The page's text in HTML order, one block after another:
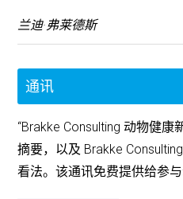
兰迪·弗莱德斯
通讯
“Brakke Consulting 动物健康
摘要，以及 Brakke
看法。该通讯免费提供给参